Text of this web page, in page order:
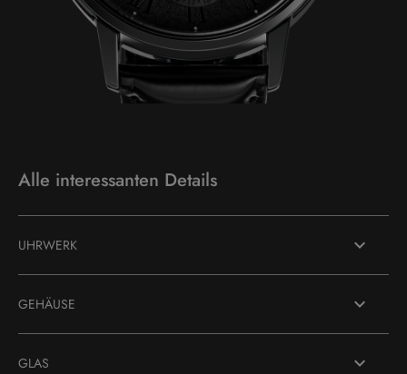
Alle interessanten Details
UHRWERK
GEHÄUSE
GLAS